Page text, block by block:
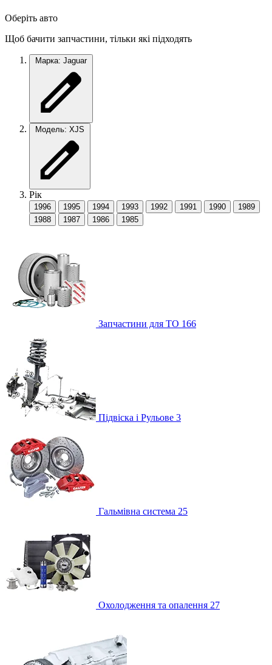
Оберіть авто
Щоб бачити запчастини, тільки які підходять
Марка: Jaguar
Модель: XJS
Рік
1996 1995 1994 1993 1992 1991 1990
1989
1988
1987 1986 1985
Запчастини для ТО 166
Підвіска і Рульове 3
Гальмівна система 25
Охолодження та опалення 27